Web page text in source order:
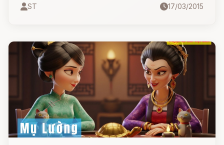
thành chính quả. Sư, bụng bảo dạ: - "Phải đến
Trúc.
ST 17/03/2015